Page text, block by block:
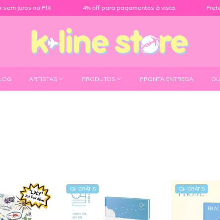
juros no PIX 4% off para pagamentos à vista Frete
ARTISTAS PRODUTOS PRONTA ENTREGA
GRÁTIS GRÁTIS